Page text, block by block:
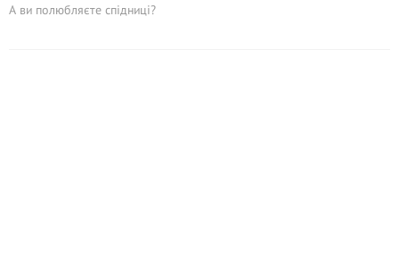
А ви полюбляєте спідниці?